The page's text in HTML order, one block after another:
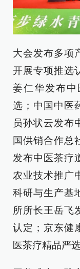
大会发布多项
开展专项推选
姜仁华发布
选；中国中医
员孙状云发布
国供销合作总
发布中医茶疗
农业技术推广
科研与生产基
所所长王岳飞
认定；京东健
医茶疗精品严选